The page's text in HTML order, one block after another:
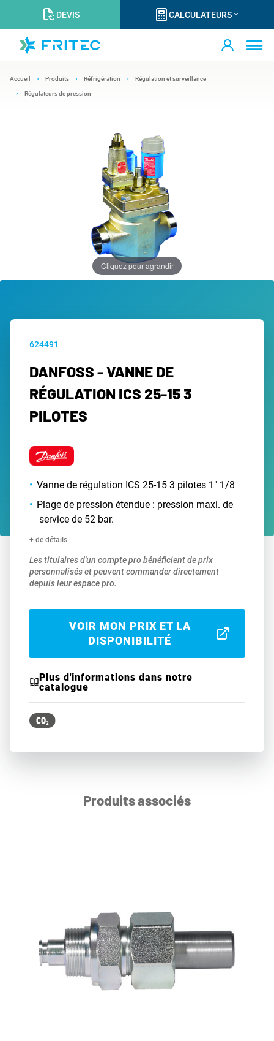
DEVIS CALCULATEURS
Accueil Produits Réfrigération Régulation et surveillance
Régulateurs de pression
Cliquez pour agrandir
624491
DANFOSS - VANNE DE
RÉGULATION ICS 25-15 3
PILOTES
Vanne de régulation ICS 25-15 3 pilotes 1" 1/8
Plage de pression étendue : pression maxi. de
service de 52 bar.
+ de détails
Les titulaires d'un compte pro bénéficient de prix
personnalisés et peuvent commander directement
depuis leur espace pro.
VOIR MON PRIX ET LA
DISPONIBILITÉ
Plus d'informations dans notre
catalogue
Produits associés